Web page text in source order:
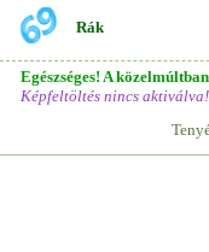
Rák
Egészséges! A
Képfeltöltés nincs aktiválva!